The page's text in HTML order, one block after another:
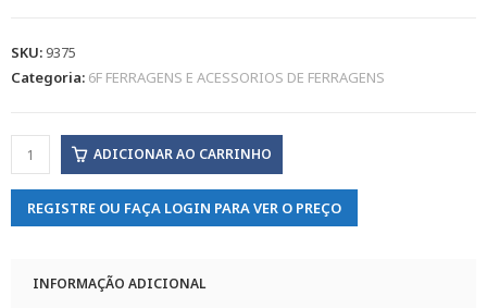
SKU:9375
Categoria: 6F FERRAGENS E ACESSORIOS DE FERRAGENS
ADICIONAR AO CARRINHO
REGISTRE OU FAÇA LOGIN PARA VER O PREÇO
INFORMAÇÃO ADICIONAL